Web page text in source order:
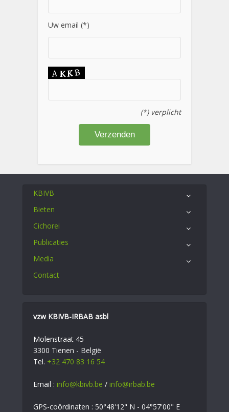
Uw email (*)
(*) verplicht
KBIVB
Bieten
Cichorei
Publicaties
Media
Contact
vzw KBIVB-IRBAB asbl
Molenstraat 45
3300 Tienen - België
Tel. +32 470 83 16 54
Email : info@kbivb.be / info@irbab.be
GPS-coördinaten : 50°48'12" N - 04°57'00" E